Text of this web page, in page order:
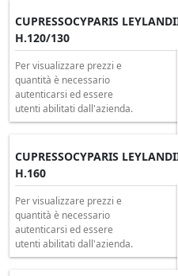
CUPRESSOCYPARIS
H.120/130
Per visualizzare prezzi e
quantità è necessario
autenticarsi ed essere
utenti abilitati dall'azienda.
CUPRESSOCYPARIS
H.160
Per visualizzare prezzi e
quantità è necessario
autenticarsi ed essere
utenti abilitati dall'azienda.